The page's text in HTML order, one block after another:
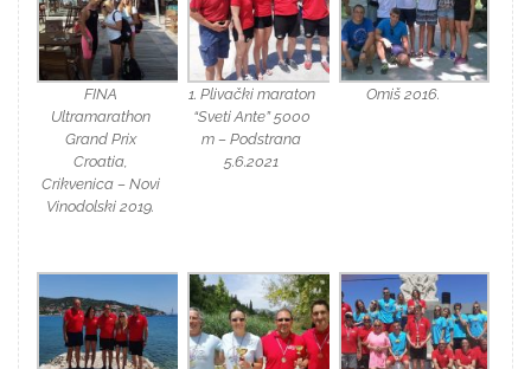
FINA
Ultramarathon
Grand Prix
Croatia,
Crikvenica – Novi
Vinodolski 2019.
1. Plivački maraton
“Sveti Ante” 5000
m – Podstrana
5.6.2021
Omiš 2016.